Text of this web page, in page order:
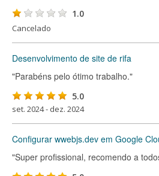
1.0
Cancelado
Desenvolvimento de site de rifa
"Parabéns pelo ótimo trabalho."
5.0
set. 2024 - dez. 2024
Configurar wwebjs.dev em Google
"Super profissional, recomendo a